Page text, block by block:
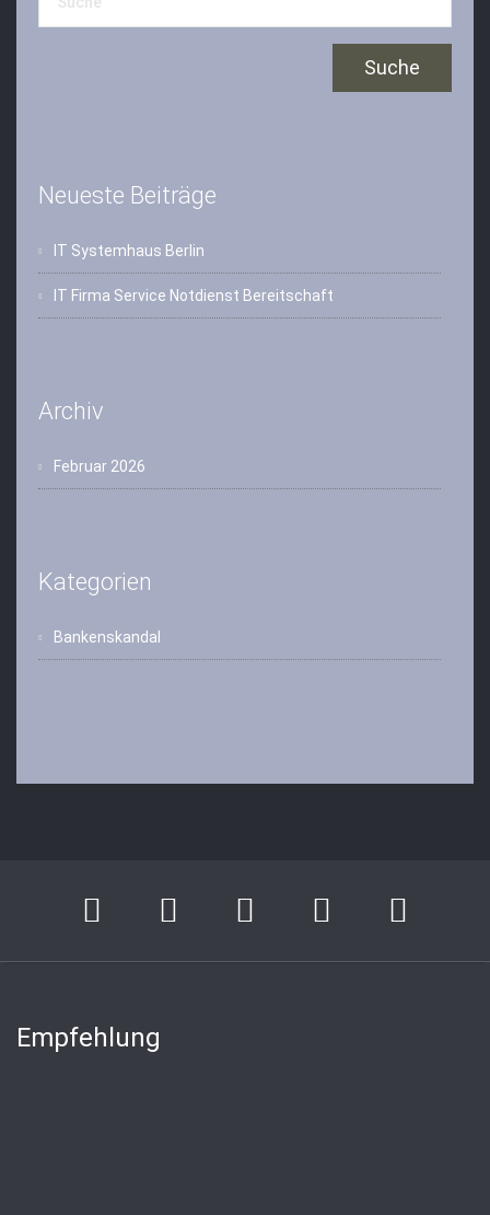
Neueste Beiträge
IT Systemhaus Berlin
IT Firma Service Notdienst Bereitschaft
Archiv
Februar 2026
Kategorien
Bankenskandal
Empfehlung